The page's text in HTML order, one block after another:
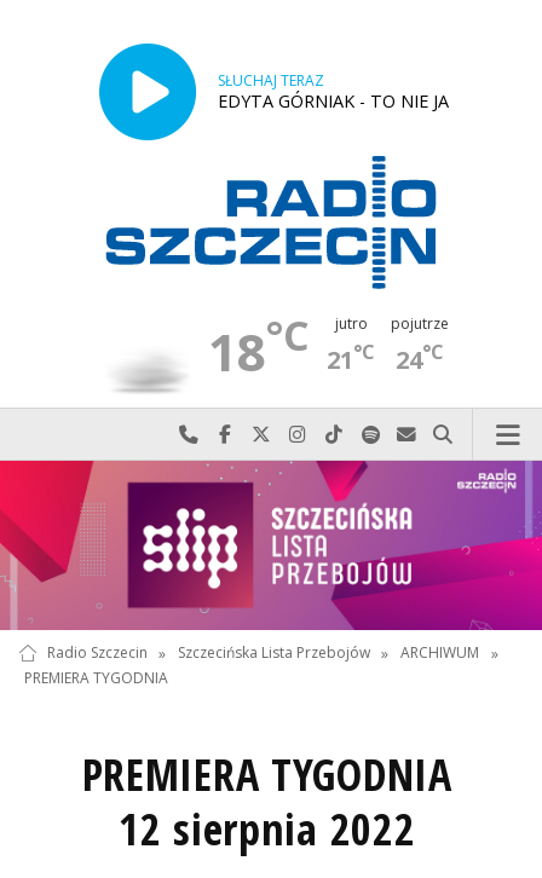
SŁUCHAJ TERAZ
EDYTA GÓRNIAK - TO NIE JA
18°C jutro
21°C
pojutrze
24°C
Najlepiej po prostu do nas zadzwoń
Odwiedź nas na Facebook-u
Odwiedź nas na X
Odwiedź nas na Instagram-ie
Odwiedź nas na TikTok-u
Szukaj nas na Spotify
Wyślij do nas
Szukaj
Radio Szczecin » Szczecińska Lista Przebojów » ARCHIWUM
»
PREMIERA TYGODNIA
PREMIERA TYGODNIA
12 sierpnia 2022